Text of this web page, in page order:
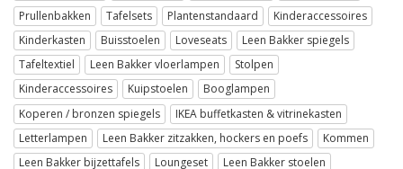
Prullenbakken
Tafelsets Plantenstandaard
Kinderaccessoires
Kinderkasten
Buisstoelen Loveseats
Leen Bakker spiegels
Tafeltextiel
Leen Bakker vloerlampen
Stolpen
Kinderaccessoires
Kuipstoelen
Booglampen
Koperen / bronzen spiegels
IKEA buffetkasten & vitrinekasten
Letterlampen
Leen Bakker zitzakken, hockers en poefs
Kommen
Leen Bakker bijzettafels
Loungeset
Leen Bakker stoelen